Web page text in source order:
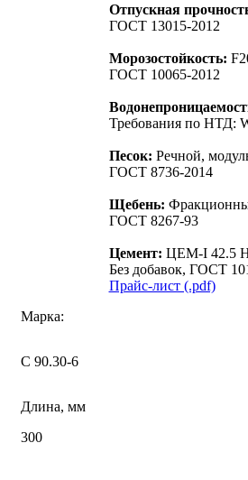
Отпускная
ГОСТ 13015-2012
Морозостойкость:
ГОСТ 10065-2012
Требования по НТД:
Песок: Речной,
ГОСТ 8736-2014
Щебень:
ГОСТ 8267-93
Цемент: ЦЕМ-I 42.5
Без добавок, ГОСТ
Прайс-лист (.pdf)
Марка:
С 90.30-6
Длина, мм
300